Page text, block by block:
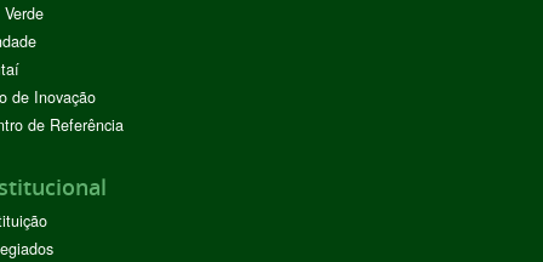
de Inovação
de Referência